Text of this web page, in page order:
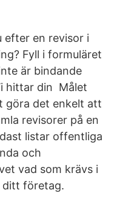
efter en revisor i
Fyll i formuläret
är bindande
hittar din Målet
göra det enkelt att
revisorer på en
listar offentliga
och
vad som krävs i
ditt företag.